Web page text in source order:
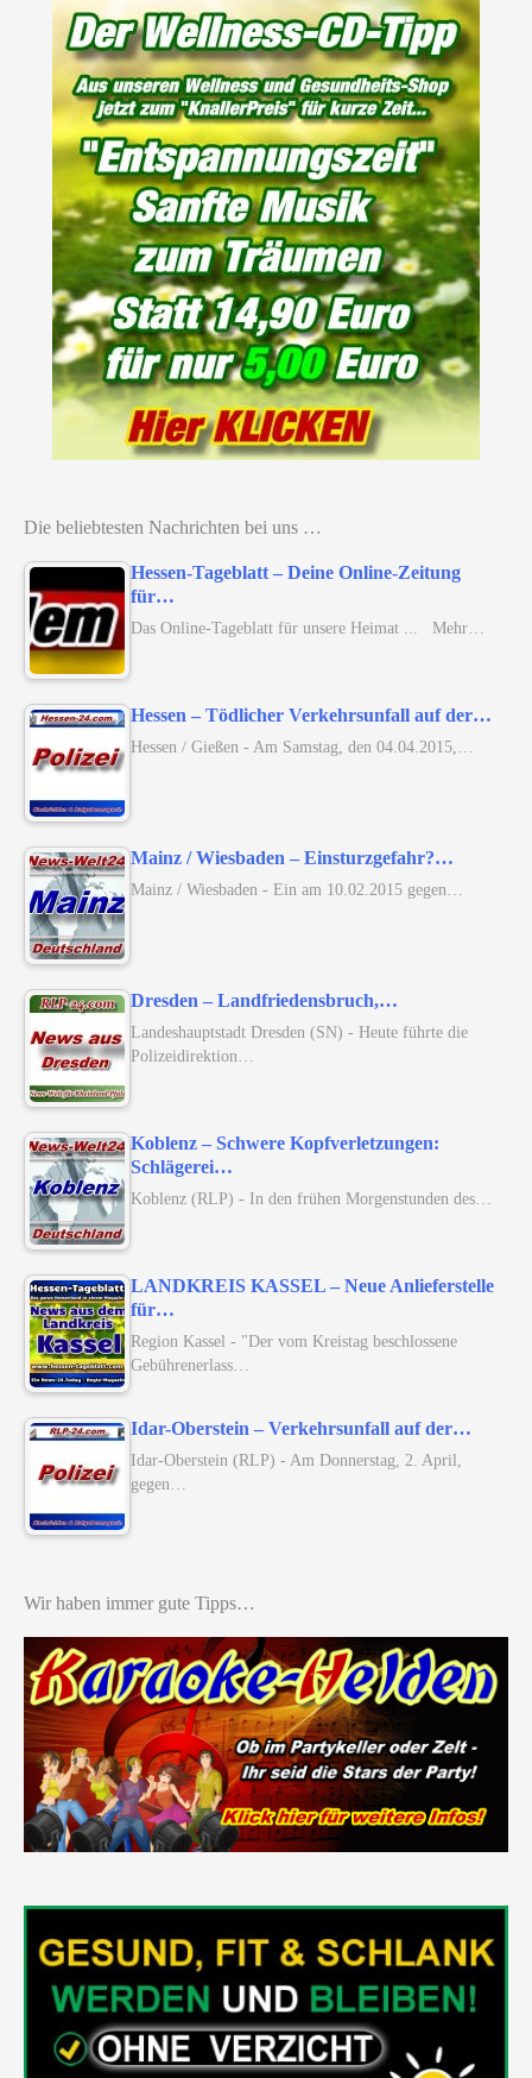
Die beliebtesten Nachrichten bei uns …
Hessen-Tageblatt – Deine Online-Zeitung
für…
Das Online-Tageblatt für unsere Heimat ... Mehr…
Hessen – Tödlicher Verkehrsunfall auf der…
Hessen / Gießen - Am Samstag, den 04.04.2015,…
Mainz / Wiesbaden – Einsturzgefahr?…
Mainz / Wiesbaden - Ein am 10.02.2015 gegen…
Dresden – Landfriedensbruch,…
Landeshauptstadt Dresden (SN) - Heute führte die
Polizeidirektion…
Koblenz – Schwere Kopfverletzungen:
Schlägerei…
Koblenz (RLP) - In den frühen Morgenstunden des…
LANDKREIS KASSEL – Neue Anlieferstelle
für…
Region Kassel - "Der vom Kreistag beschlossene
Gebührenerlass…
Idar-Oberstein – Verkehrsunfall auf der…
Idar-Oberstein (RLP) - Am Donnerstag, 2. April,
gegen…
Wir haben immer gute Tipps…